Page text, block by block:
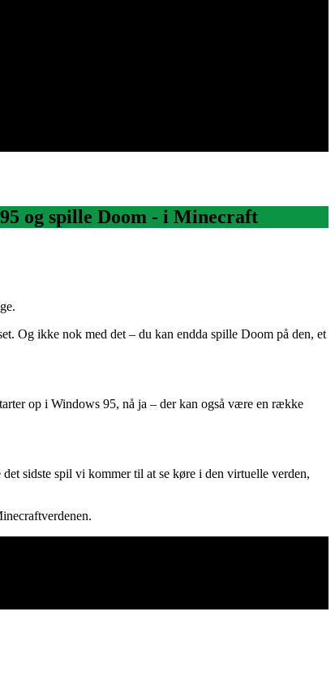
og spille Doom - i Minecraft
Og ikke nok med det – du kan endda spille Doom på den, et
op i Windows 95, nå ja – der kan også være en række
sidste spil vi kommer til at se køre i den virtuelle verden,